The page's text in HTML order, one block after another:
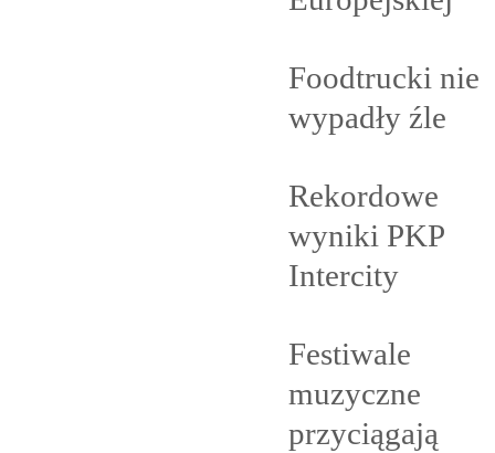
Foodtrucki nie
wypadły źle
Rekordowe
wyniki PKP
Intercity
Festiwale
muzyczne
przyciągają